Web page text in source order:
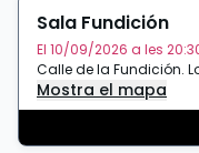
Sala Fundición
El 10/09/2026 a les
Calle de la Fundición.
Mostra el mapa